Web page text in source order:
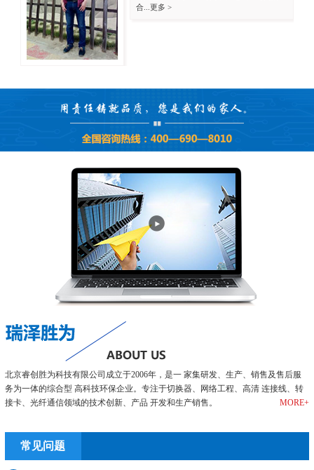
合... 更多 >
北京睿创胜为科技有限公司成立于2006年，是一 家集研发、生产、销售及售后服
务为一体的综合型 高科技环保企业。专注于切换器、网络工程、高清 连接线、转
接卡、光纤通信领域的技术创新、产品 开发和生产销售。
MORE+
常见问题